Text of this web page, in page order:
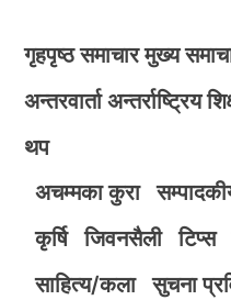
गृहपृष्ठ समाचार मुख्य
अन्तरवार्ता अन्तर्राष्ट्रिय
थप
अचम्मका कुरा
कृर्षि
जिवनसैली टिप्स
साहित्य/कला
सुचना